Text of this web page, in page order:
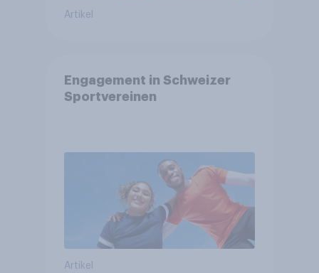
Artikel
Engagement in Schweizer
Sportvereinen
Artikel